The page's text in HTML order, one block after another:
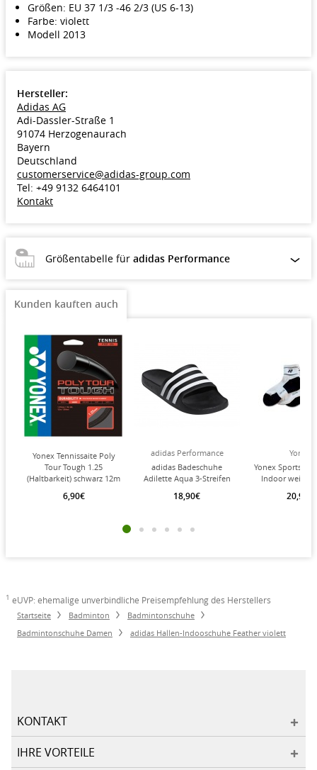
Größen: EU 37 1/3 -46 2/3 (US 6-13)
Farbe: violett
Modell 2013
Hersteller:
Adidas AG
Adi-Dassler-Straße 1
91074 Herzogenaurach
Bayern
Deutschland
customerservice@adidas-group.com
Tel: +49 9132 6464101
Kontakt
Größentabelle für adidas Performance
Kunden kauften auch
Yonex Tennissaite Poly
Tour Tough 1.25
(Haltbarkeit) schwarz 12m
6,90€
adidas Performance
adidas Badeschuhe
Adilette Aqua 3-Streifen
vorgeformter EVA-
18,90€
Yonex
Yonex
Indoor weiss/
20,95€
1 eUVP: ehemalige unverbindliche Preisempfehlung des Herstellers
Startseite Badminton
Badmintonschuhe
Badmintonschuhe Damen
adidas Hallen-Indooschuhe Feather violett
KONTAKT
IHRE VORTEILE